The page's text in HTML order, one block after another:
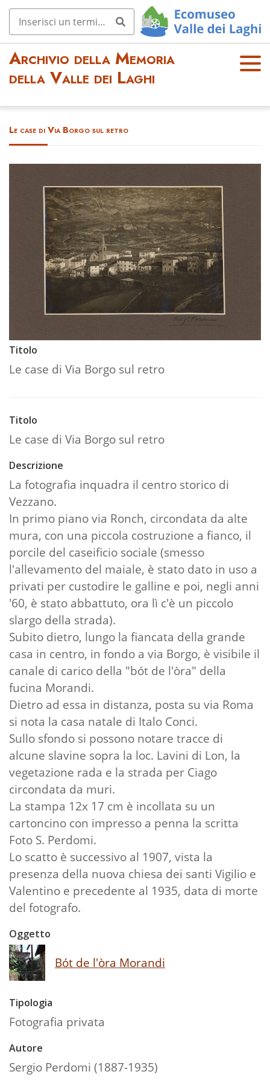
Archivio della Memoria
della Valle dei Laghi
OPE
Le case di Via Borgo sul retro
Titolo
Le case di Via Borgo sul retro
Titolo
Le case di Via Borgo sul retro
Descrizione
La fotografia inquadra il centro storico di
Vezzano.
In primo piano via Ronch, circondata da alte
mura, con una piccola costruzione a fianco, il
porcile del caseificio sociale (smesso
l'allevamento del maiale, è stato dato in uso a
privati per custodire le galline e poi, negli anni
'60, è stato abbattuto, ora lì c'è un piccolo
slargo della strada).
Subito dietro, lungo la fiancata della grande
casa in centro, in fondo a via Borgo, è visibile il
canale di carico della "bót de l'òra" della
fucina Morandi.
Dietro ad essa in distanza, posta su via Roma
si nota la casa natale di Italo Conci.
Sullo sfondo si possono notare tracce di
alcune slavine sopra la loc. Lavini di Lon, la
vegetazione rada e la strada per Ciago
circondata da muri.
La stampa 12x 17 cm è incollata su un
cartoncino con impresso a penna la scritta
Foto S. Perdomi.
Lo scatto è successivo al 1907, vista la
presenza della nuova chiesa dei santi Vigilio e
Valentino e precedente al 1935, data di morte
del fotografo.
Oggetto
Bót de l'òra Morandi
Tipologia
Fotografia privata
Autore
Sergio Perdomi (1887-1935)